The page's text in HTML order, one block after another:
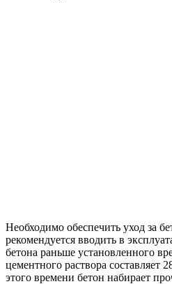
Необходимо обеспечить уход за
рекомендуется вводить в
бетона раньше установленного
цементного раствора составляет
этого времени бетон набирает